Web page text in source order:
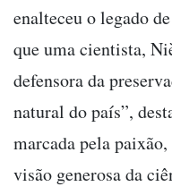
enalteceu o legado
que uma cientista,
defensora da
natural do país”,
marcada pela
visão generosa da